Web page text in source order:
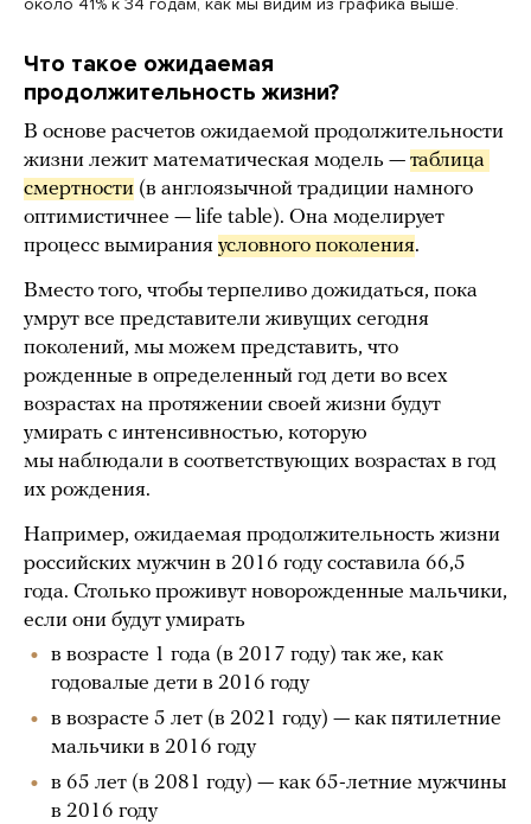
Что такое ожидаемая
продолжительность жизни?
В основе расчетов ожидаемой продолжительности
жизни лежит математическая модель — таблица
смертности (в англоязычной традиции намного
оптимистичнее — life table). Она моделирует
процесс вымирания условного поколения.
Вместо того, чтобы терпеливо дожидаться, пока
умрут все представители живущих сегодня
поколений, мы можем представить, что
рожденные в определенный год дети во всех
возрастах на протяжении своей жизни будут
умирать с интенсивностью, которую
мы наблюдали в соответствующих возрастах в год
их рождения.
Например, ожидаемая продолжительность жизни
российских мужчин в 2016 году составила 66,5
года. Столько проживут новорожденные мальчики,
если они будут умирать
в возрасте 1 года (в 2017 году) так же, как
годовалые дети в 2016 году
в возрасте 5 лет (в 2021 году) — как пятилетние
мальчики в 2016 году
в 65 лет (в 2081 году) — как 65-летние мужчины
в 2016 году